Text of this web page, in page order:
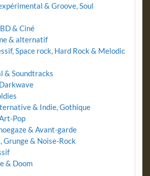
& Groove, Soul
& Ciné
& alternatif
Space rock, Hard Rock & Melodic
& Soundtracks
& Indie, Gothique
Pop
& Avant-garde
Grunge & Noise-Rock
& Doom